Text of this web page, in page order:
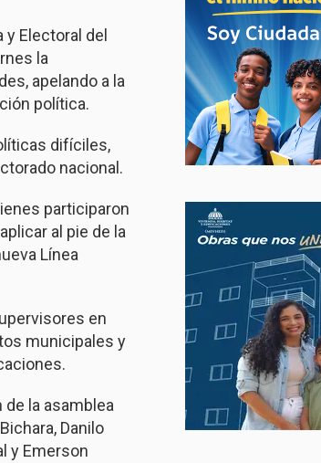
Electoral del
la
apelando a la
política.
difíciles,
nacional.
participaron
al pie de la
Línea
en
municipales y
de la asamblea
Danilo
y Emerson